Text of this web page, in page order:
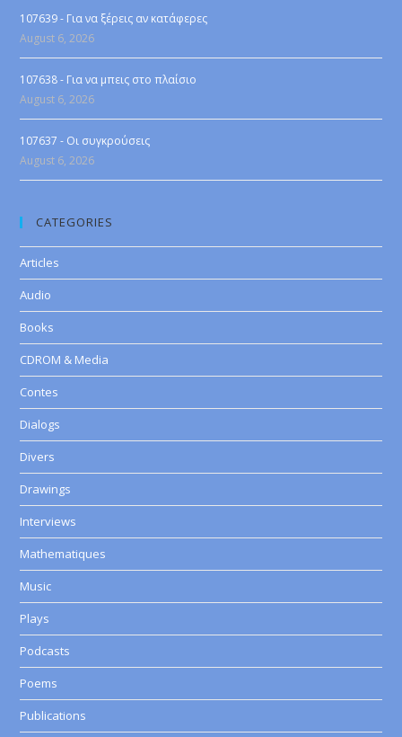
107639 - Για να ξέρεις αν κατάφερες
August 6, 2026
107638 - Για να μπεις στο πλαίσιο
August 6, 2026
107637 - Οι συγκρούσεις
August 6, 2026
CATEGORIES
Articles
Audio
Books
CDROM & Media
Contes
Dialogs
Divers
Drawings
Interviews
Mathematiques
Music
Plays
Podcasts
Poems
Publications